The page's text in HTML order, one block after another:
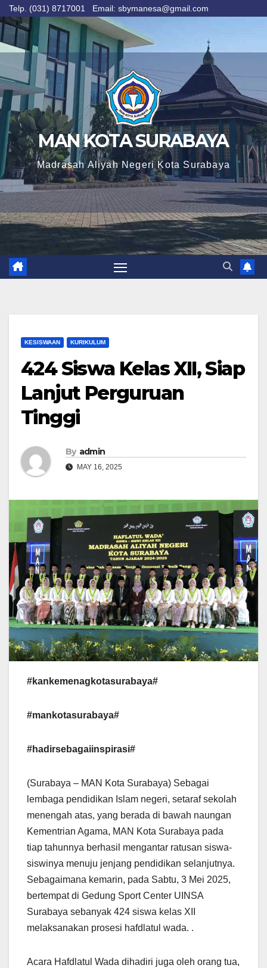
Telp. (031) 8717001 Email: sbymanesa@gmail.com
Skip
to
content
MAN KOTA SURABAYA
Madrasah Aliyah Negeri Kota Surabaya
KESISWAAN KURIKULUM
424 Siswa Kelas XII, Siap
Lanjut Perguruan
Tinggi
By admin
MAY 16, 2025
#kankemenagkotasurabaya#
#mankotasurabaya#
#hadirsebagaiinspirasi#
(Surabaya – MAN Kota Surabaya) Sebagai
lembaga pendidikan Islam negeri, setaraf sekolah
menengah atas, yang berada di bawah naungan
Kementrian Agama, MAN Kota Surabaya pada
tiap tahunnya berhasil mengantar ratusan siswa-
siswinya menuju jenjang pendidikan selanjutnya.
Sebagaimana kemarin, pada Sabtu, 3 Mei 2025,
bertempat di Gedung Sport Center UINSA
Surabaya sebanyak 424 siswa kelas XII
melaksanakan prosesi hafdlatul wada. .
Acara Hafdlatul Wada dihadiri juga oleh orang tua,